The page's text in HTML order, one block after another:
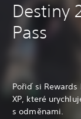
Destiny
Pass
Pořiď si
XP, které
s odměnami.